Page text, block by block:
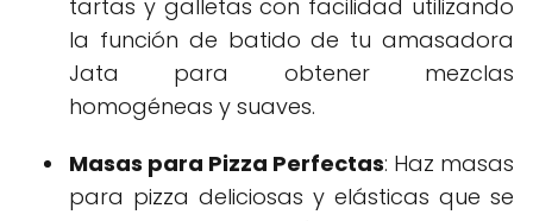
tartas y galletas con facilidad utilizando
la función de batido de tu amasadora
Jata para obtener mezclas
homogéneas y suaves.
Masas para Pizza Perfectas: Haz masas
para pizza deliciosas y elásticas que se